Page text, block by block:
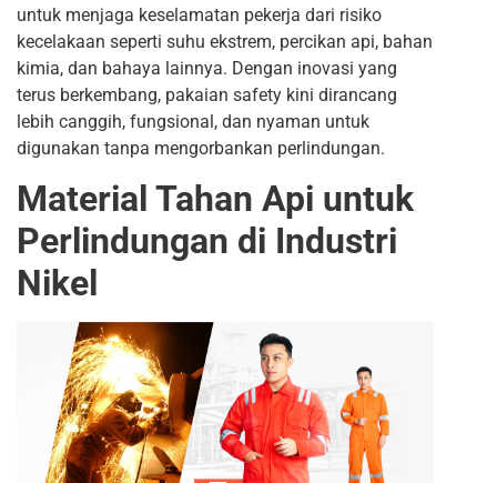
untuk menjaga keselamatan pekerja dari risiko
kecelakaan seperti suhu ekstrem, percikan api, bahan
kimia, dan bahaya lainnya. Dengan inovasi yang
terus berkembang, pakaian safety kini dirancang
lebih canggih, fungsional, dan nyaman untuk
digunakan tanpa mengorbankan perlindungan.
Material Tahan Api untuk
Perlindungan di Industri
Nikel